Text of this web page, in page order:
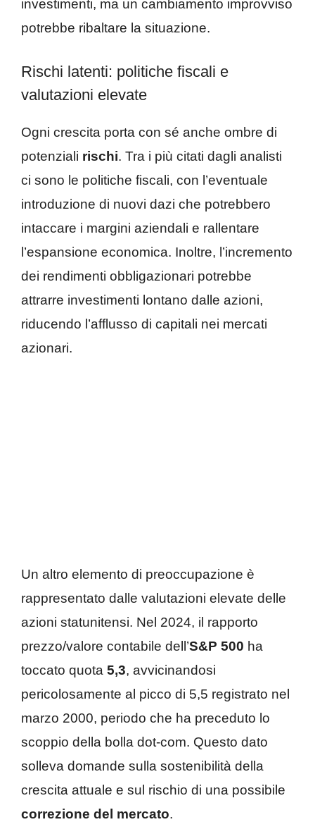
investimenti, ma un cambiamento improvviso
potrebbe ribaltare la situazione.
Rischi latenti: politiche fiscali e
valutazioni elevate
Ogni crescita porta con sé anche ombre di
potenziali rischi. Tra i più citati dagli analisti
ci sono le politiche fiscali, con l’eventuale
introduzione di nuovi dazi che potrebbero
intaccare i margini aziendali e rallentare
l’espansione economica. Inoltre, l’incremento
dei rendimenti obbligazionari potrebbe
attrarre investimenti lontano dalle azioni,
riducendo l’afflusso di capitali nei mercati
azionari.
Un altro elemento di preoccupazione è
rappresentato dalle valutazioni elevate delle
azioni statunitensi. Nel 2024, il rapporto
prezzo/valore contabile dell’S&P 500 ha
toccato quota 5,3, avvicinandosi
pericolosamente al picco di 5,5 registrato nel
marzo 2000, periodo che ha preceduto lo
scoppio della bolla dot-com. Questo dato
solleva domande sulla sostenibilità della
crescita attuale e sul rischio di una possibile
correzione del mercato.